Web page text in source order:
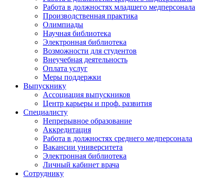
Работа в должностях младшего медперсонала
Производственная практика
Олимпиады
Научная библиотека
Электронная библиотека
Возможности для студентов
Внеучебная деятельность
Оплата услуг
Меры поддержки
Выпускнику
Ассоциация выпускников
Центр карьеры и проф. развития
Специалисту
Непрерывное образование
Аккредитация
Работа в должностях среднего медперсонала
Вакансии университета
Электронная библиотека
Личный кабинет врача
Сотруднику